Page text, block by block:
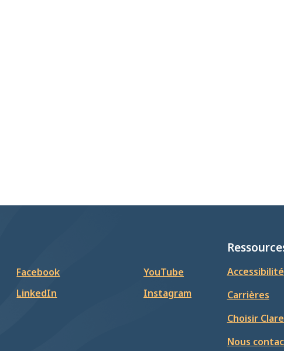
Facebook
YouTube
LinkedIn
Instagram
Accessibilité
Carrières
Choisir
Nous